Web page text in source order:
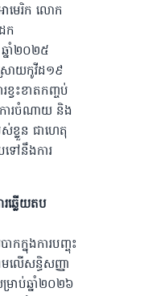
ាមេរិក លោក
ក
នាំ២០២៥
រាយកូវីដ១៩
វះខាតកញ្ចប់
ការចំណាយ និង
ខ្លួន ជាហេតុ
ទៅនឹងការ
ឆ្លើយតប
កក្នុងការបញ្ចុះ
ើសន្ធិសញ្ញា
រាប់ឆ្នាំ២០២៦